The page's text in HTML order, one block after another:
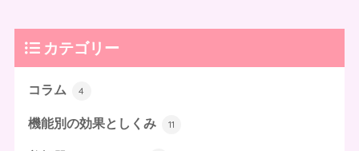
カテゴリー
コラム 4
機能別の効果としくみ 11